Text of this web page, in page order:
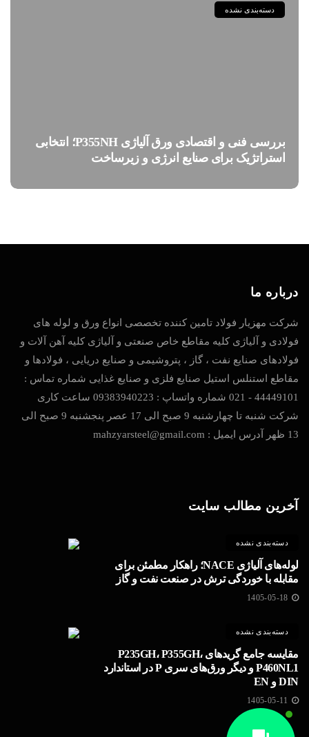
دسته‌بندی نشده
بررسی فنی و اقتصادی ورق آلیاژی P355NH؛ انتخابی
استراتژیک برای صنایع انرژی و زیرساخت
درباره ما
شرکت مهزیار فولاد تامین کننده تخصصی انواع ورق و لوله های
فولادی و آلیاژی کلیه مقاطع خاص صنعتی و آلیاژی کلیه آهن آلات و
فولادهای صنایع نفت ، گاز ، پتروشیمی و صنایع دریایی ، فولادها و
مقاطع استنلس استیل صنایع فلزی و صنایع غذایی شماره تماس :
44449101 - 021 شماره واتساپ : 09383940223 ساعت کاری
شرکت شنبه تا چهارشنبه 9 صبح الی 17 عصر پنجشنبه 9 صبح الی
13 ظهر آدرس ایمیل : mahzyarsteel@gmail.com
آخرین مطالب سایت
دسته‌بندی نشده
لوله‌های آلیاژی NACE؛ راهکار مطمئن برای
مقابله با خوردگی ترش در صنعت نفت و گاز
1405-05-18
دسته‌بندی نشده
مقایسه جامع گریدهای P235GH، P355GH،
P460NL1 و دیگر ورق‌های سری P در استاندارد
DIN و EN
1405-05-11